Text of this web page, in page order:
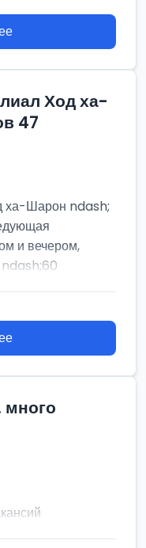
Ход ха-
47
ха-Шарон ndash;
и вечером,
много